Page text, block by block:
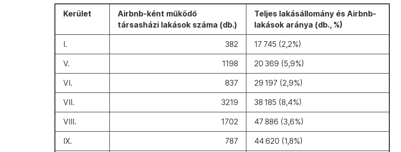
Kerület
Airbnb-ként működő
társasházi lakások száma (db.)
Teljes lakásállomány és Airbnb-
lakások aránya (db., %)
I. 382 17 745 (2,2%)
V. 1198 20 369 (5,9%)
VI. 837 29 197 (2,9%)
VII. 3219 38 185 (8,4%)
VIII. 1702 47 886 (3,6%)
IX. 787 44 620 (1,8%)